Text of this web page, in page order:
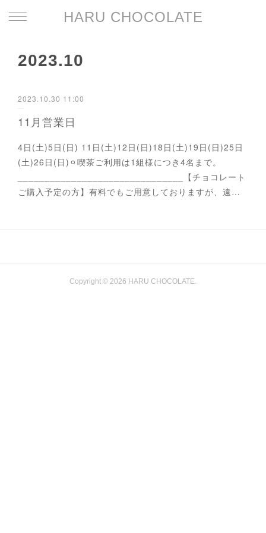
HARU CHOCOLATE
2023.10
2023.10.30 11:00
11月営業日
4日(土)5日(日) 11日(土)12日(日)18日(土)19日(日)25日
(土)26日(日)⚪︎喫茶ご利用は1組様につき4名まで。
_______________________________【チョコレート
ご購入予定の方】有料でもご用意しておりますが、遠…
Copyright © 2026 HARU CHOCOLATE.